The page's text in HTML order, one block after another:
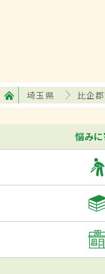
埼玉県 比企
悩み